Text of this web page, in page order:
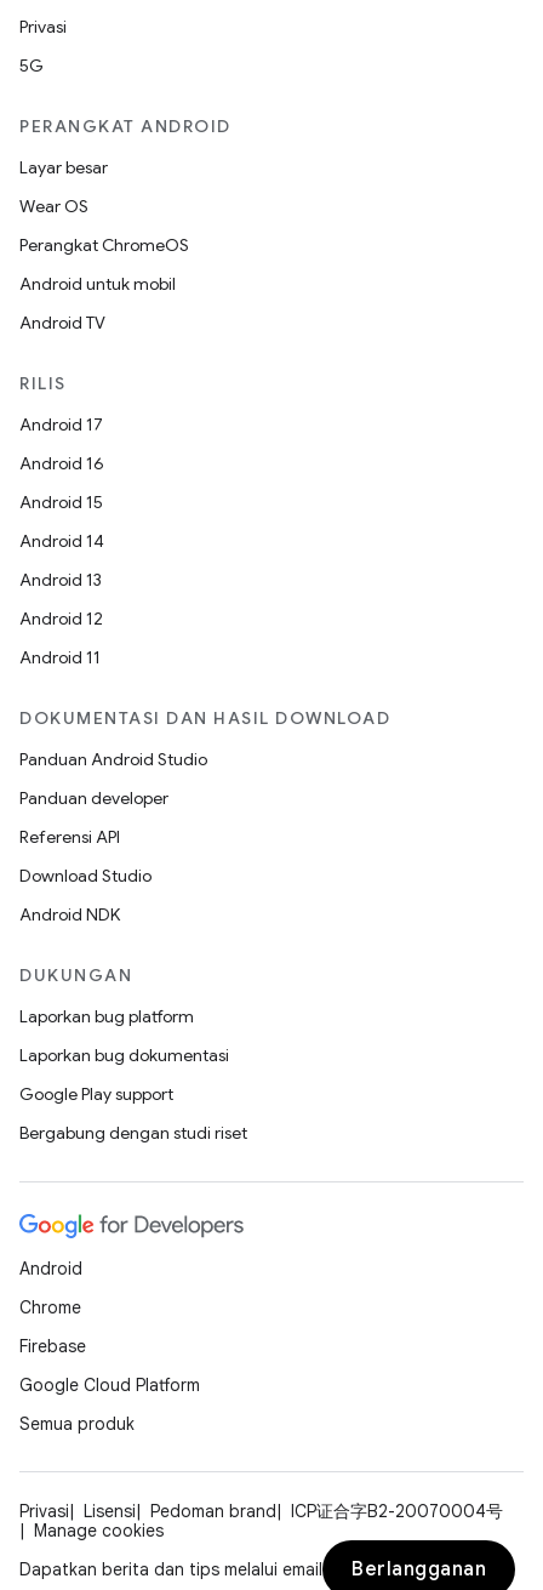
Privasi
5G
PERANGKAT ANDROID
Layar besar
Wear OS
Perangkat ChromeOS
Android untuk mobil
Android TV
RILIS
Android 17
Android 16
Android 15
Android 14
Android 13
Android 12
Android 11
DOKUMENTASI DAN HASIL DOWNLOAD
Panduan Android Studio
Panduan developer
Referensi API
Download Studio
Android NDK
DUKUNGAN
Laporkan bug platform
Laporkan bug dokumentasi
Google Play support
Bergabung dengan studi riset
Android
Chrome
Firebase
Google Cloud Platform
Semua produk
Privasi Lisensi Pedoman brand
ICP证合字B2-20070004号
Manage cookies
Dapatkan berita dan tips melalui email
Berlangganan